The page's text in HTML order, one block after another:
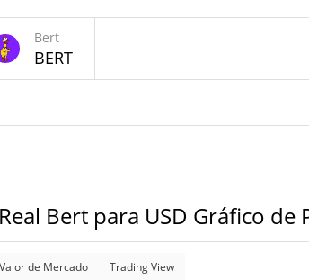
de mercado
Bert
BERT
Bert para USD Gráfico de
Valor de Mercado Trading View